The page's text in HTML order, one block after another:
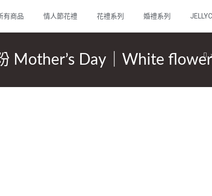
有商品 情人節花禮 花禮系列 婚禮系列
Mother’s Day｜White flower